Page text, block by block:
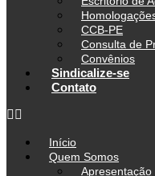
CCB-PE
Consulta de
Convênios
Sindicalize-se
Contato
Início
Quem Somos
Apresentação